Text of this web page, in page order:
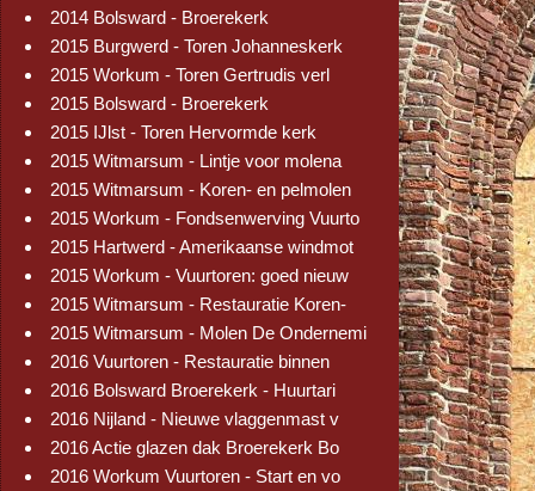
2014 Bolsward - Broerekerk
2015 Burgwerd - Toren Johanneskerk
2015 Workum - Toren Gertrudis verl
2015 Bolsward - Broerekerk
2015 IJlst - Toren Hervormde kerk
2015 Witmarsum - Lintje voor molena
2015 Witmarsum - Koren- en pelmolen
2015 Workum - Fondsenwerving Vuurto
2015 Hartwerd - Amerikaanse windmot
2015 Workum - Vuurtoren: goed nieuw
2015 Witmarsum - Restauratie Koren-
2015 Witmarsum - Molen De Ondernemi
2016 Vuurtoren - Restauratie binnen
2016 Bolsward Broerekerk - Huurtari
2016 Nijland - Nieuwe vlaggenmast v
2016 Actie glazen dak Broerekerk Bo
2016 Workum Vuurtoren - Start en vo